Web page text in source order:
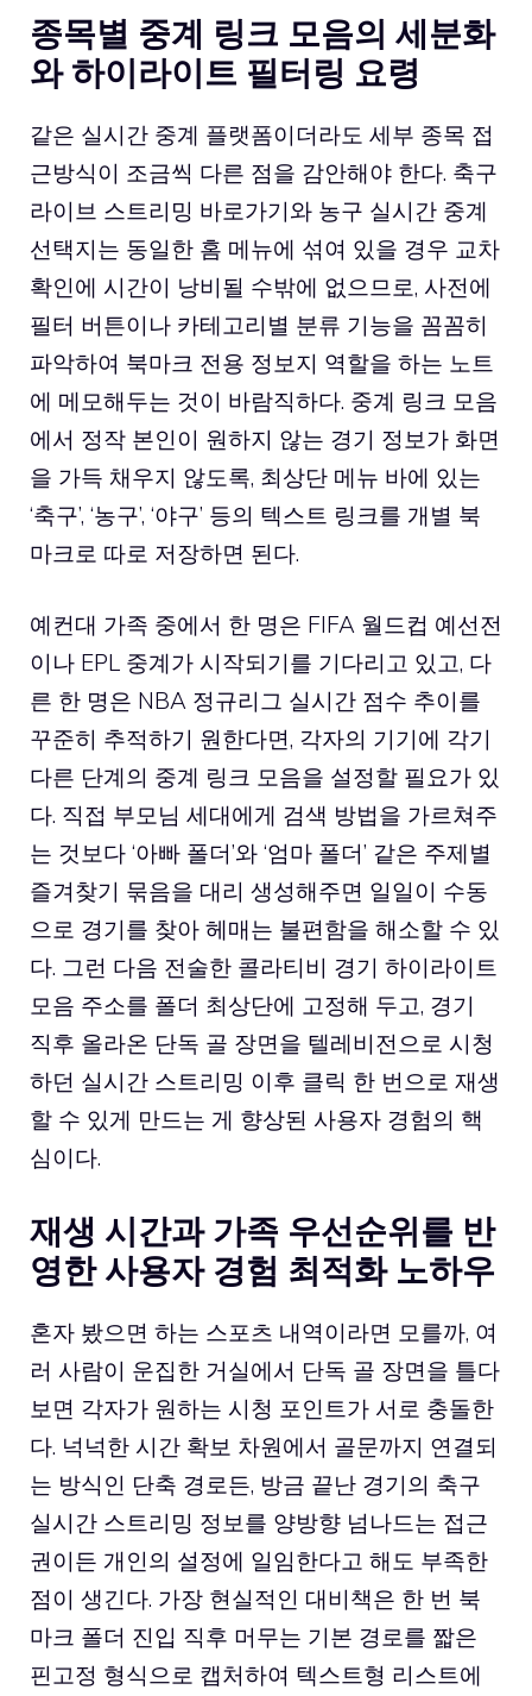
종목별 중계 링크 모음의 세분화
와 하이라이트 필터링 요령
같은 실시간 중계 플랫폼이더라도 세부 종목 접
근방식이 조금씩 다른 점을 감안해야 한다. 축구
라이브 스트리밍 바로가기와 농구 실시간 중계
선택지는 동일한 홈 메뉴에 섞여 있을 경우 교차
확인에 시간이 낭비될 수밖에 없으므로, 사전에
필터 버튼이나 카테고리별 분류 기능을 꼼꼼히
파악하여 북마크 전용 정보지 역할을 하는 노트
에 메모해두는 것이 바람직하다. 중계 링크 모음
에서 정작 본인이 원하지 않는 경기 정보가 화면
을 가득 채우지 않도록, 최상단 메뉴 바에 있는
‘축구’, ‘농구’, ‘야구’ 등의 텍스트 링크를 개별 북
마크로 따로 저장하면 된다.
예컨대 가족 중에서 한 명은 FIFA 월드컵 예선전
이나 EPL 중계가 시작되기를 기다리고 있고, 다
른 한 명은 NBA 정규리그 실시간 점수 추이를
꾸준히 추적하기 원한다면, 각자의 기기에 각기
다른 단계의 중계 링크 모음을 설정할 필요가 있
다. 직접 부모님 세대에게 검색 방법을 가르쳐주
는 것보다 ‘아빠 폴더’와 ‘엄마 폴더’ 같은 주제별
즐겨찾기 묶음을 대리 생성해주면 일일이 수동
으로 경기를 찾아 헤매는 불편함을 해소할 수 있
다. 그런 다음 전술한 콜라티비 경기 하이라이트
모음 주소를 폴더 최상단에 고정해 두고, 경기
직후 올라온 단독 골 장면을 텔레비전으로 시청
하던 실시간 스트리밍 이후 클릭 한 번으로 재생
할 수 있게 만드는 게 향상된 사용자 경험의 핵
심이다.
재생 시간과 가족 우선순위를 반
영한 사용자 경험 최적화 노하우
혼자 봤으면 하는 스포츠 내역이라면 모를까, 여
러 사람이 운집한 거실에서 단독 골 장면을 틀다
보면 각자가 원하는 시청 포인트가 서로 충돌한
다. 넉넉한 시간 확보 차원에서 골문까지 연결되
는 방식인 단축 경로든, 방금 끝난 경기의 축구
실시간 스트리밍 정보를 양방향 넘나드는 접근
권이든 개인의 설정에 일임한다고 해도 부족한
점이 생긴다. 가장 현실적인 대비책은 한 번 북
마크 폴더 진입 직후 머무는 기본 경로를 짧은
핀고정 형식으로 캡처하여 텍스트형 리스트에